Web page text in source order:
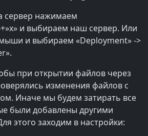
сервер нажимаем
и выбираем наш сервер. Или
и выбираем «Deployment» ->
при открытии файлов через
изменения файлов с
Иначе мы будем затирать все
были добавлены другими
этого заходим в настройки: